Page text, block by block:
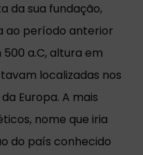
da sua fundação,
ao período anterior
a.C, altura em
localizadas nos
Europa. A mais
nome que iria
do país conhecido